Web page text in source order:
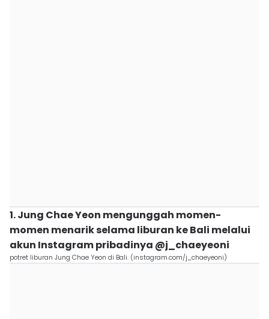
1. Jung Chae Yeon mengunggah momen-
momen menarik selama liburan ke Bali melalui
akun Instagram pribadinya @j_chaeyeoni
potret liburan Jung Chae Yeon di Bali. (instagram.com/j_chaeyeoni)